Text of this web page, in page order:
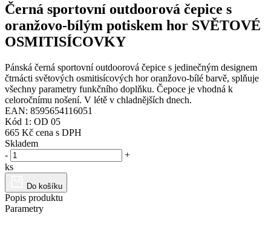
Černá sportovní outdoorová čepice s
oranžovo-bílým potiskem hor SVĚTOVÉ
OSMITISÍCOVKY
Pánská černá sportovní outdoorová čepice s jedinečným designem
čtrnácti světových osmitisícových hor oranžovo-bílé barvě, splňuje
všechny parametry funkčního doplňku. Čepoce je vhodná k
celoročnímu nošení. V létě v chladnějších dnech.
EAN: 8595654116051
Kód 1: OD 05
665 Kč cena s DPH
Skladem
-
+
ks
Do košíku
Popis produktu
Parametry